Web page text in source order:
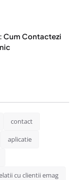
Cum Contactezi
contact
aplicatie
cu clientii emag